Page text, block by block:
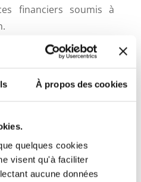
À propos des cookies
quelques cookies
visent qu'à faciliter
aucune données
financiers soumis à
également
aux fins de nommer
initier la médiation
à OFS aux fins de la
des données